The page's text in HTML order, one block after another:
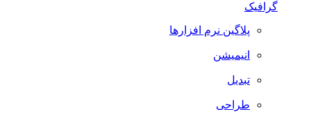
گرافیک
پلاگین نرم افزارها
انیمیشن
تبدیل
طراحی